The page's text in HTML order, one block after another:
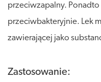
przeciwzapalny. Ponadto
przeciwbakteryjnie. Lek
zawierającej jako
Zastosowanie: